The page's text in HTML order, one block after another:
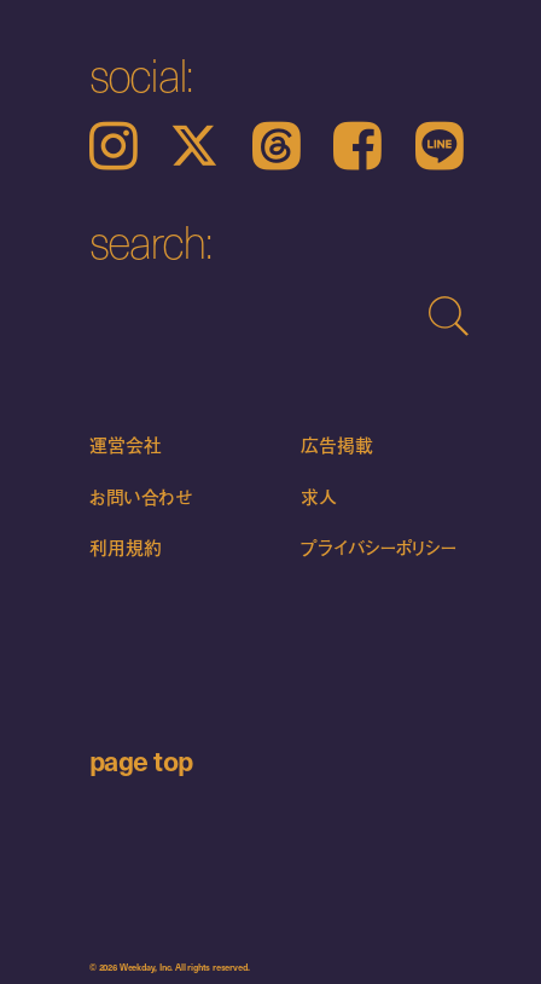
social:
Instagram 𝕏 Threads Facebook LINE
search:
運営会社
広告掲載
お問い合わせ
求人
利用規約
プライバシーポリシー
page top
© 2026 Weekday, Inc. All rights reserved.